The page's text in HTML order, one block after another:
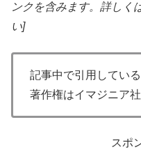
ンクを含みます。詳しく
い]
記事中で引用してい
著作権はイマジニア社
スポ